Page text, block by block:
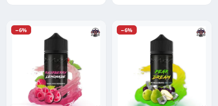
Rabatt
−6% Rabatt
−6%